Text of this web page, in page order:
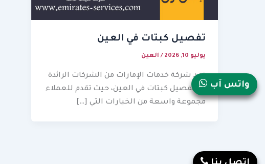
تفصيل كبتات في العين
يوليو 10, 2026 / العين
تعد شركة خدمات الإمارات من الشركات الرائدة
في تفصيل كبتات في العين، حيث تقدم للعملاء
مجموعة واسعة من الخيارات التي […]
واتس آب